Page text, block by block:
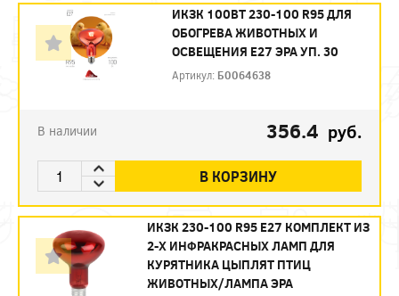
ИКЗК 100ВТ 230-100 R95 ДЛЯ
ОБОГРЕВА ЖИВОТНЫХ И
ОСВЕЩЕНИЯ Е27 ЭРА УП. 30
Артикул: Б0064638
В наличии 356.4 руб.
В КОРЗИНУ
ИКЗК 230-100 R95 E27 КОМПЛЕКТ ИЗ
2-Х ИНФРАКРАСНЫХ ЛАМП ДЛЯ
КУРЯТНИКА ЦЫПЛЯТ ПТИЦ
ЖИВОТНЫХ/ЛАМПА ЭРА